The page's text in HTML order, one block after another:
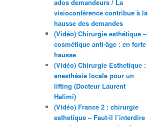
ados demandeurs / La
visioconférence contribue à la
hausse des demandes
(Vidéo) Chirurgie esthétique –
cosmétique anti-âge : en forte
hausse
(Vidéo) Chirurgie Esthetique :
anesthésie locale pour un
lifting (Docteur Laurent
Halimi)
(Vidéo) France 2 : chirurgie
esthetique – Faut-il l’interdire